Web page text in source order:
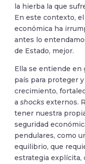
la hierba la que
En este contexto,
económica ha
antes lo
de Estado, mejor.
Ella se entiende en
país para proteger
crecimiento,
a shocks externos.
tener nuestra
seguridad
pendulares, como
equilibrio, que
estrategia explícita,